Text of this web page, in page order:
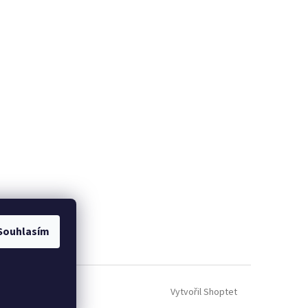
Vytvořil Shoptet